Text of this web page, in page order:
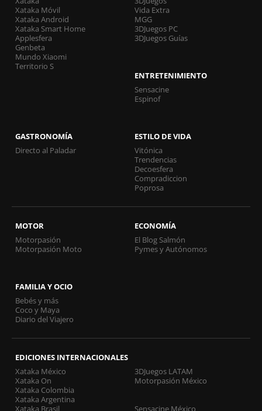
Xataka Móvil
Xataka Android
Xataka Smart Home
Applesfera
Genbeta
Mundo Xiaomi
Territorio S
Vida Extra
MGG
3DJuegos PC
3DJuegos Guías
ENTRETENIMIENTO
Sensacine
Espinof
GASTRONOMÍA
Directo al Paladar
ESTILO DE VIDA
Vitónica
Trendencias
Decoesfera
Compradiccion
Poprosa
MOTOR
Motorpasión
Motorpasión Moto
ECONOMÍA
El Blog Salmón
Pymes y Autónomos
FAMILIA Y OCIO
Bebés y más
Coco y Maya
Diario del Viajero
EDICIONES INTERNACIONALES
Xataka México
Xataka On
Xataka Colombia
Xataka Argentina
Xataka Brasil
3DJuegos LATAM
Motorpasión México
Sensacine México